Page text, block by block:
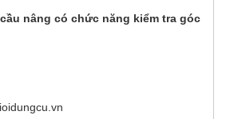
nâng có chức năng kiểm tra góc